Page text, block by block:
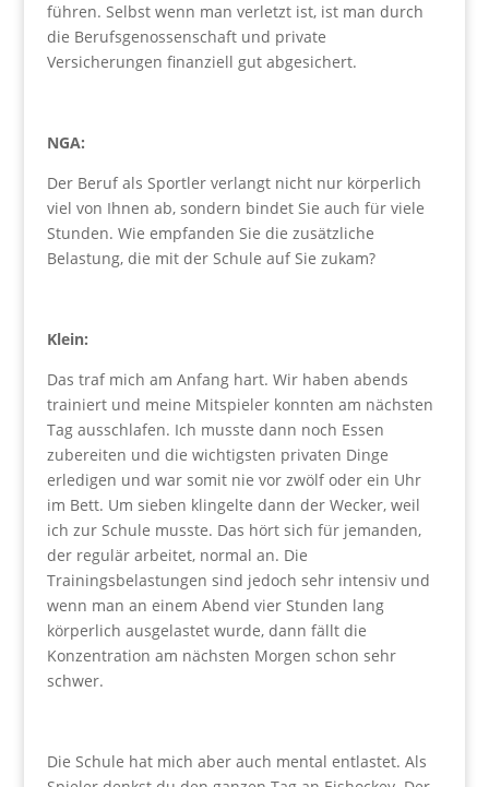
führen. Selbst wenn man verletzt ist, ist man durch
die Berufsgenossenschaft und private
Versicherungen finanziell gut abgesichert.
NGA:
Der Beruf als Sportler verlangt nicht nur körperlich
viel von Ihnen ab, sondern bindet Sie auch für viele
Stunden. Wie empfanden Sie die zusätzliche
Belastung, die mit der Schule auf Sie zukam?
Klein:
Das traf mich am Anfang hart. Wir haben abends
trainiert und meine Mitspieler konnten am nächsten
Tag ausschlafen. Ich musste dann noch Essen
zubereiten und die wichtigsten privaten Dinge
erledigen und war somit nie vor zwölf oder ein Uhr
im Bett. Um sieben klingelte dann der Wecker, weil
ich zur Schule musste. Das hört sich für jemanden,
der regulär arbeitet, normal an. Die
Trainingsbelastungen sind jedoch sehr intensiv und
wenn man an einem Abend vier Stunden lang
körperlich ausgelastet wurde, dann fällt die
Konzentration am nächsten Morgen schon sehr
schwer.
Die Schule hat mich aber auch mental entlastet. Als